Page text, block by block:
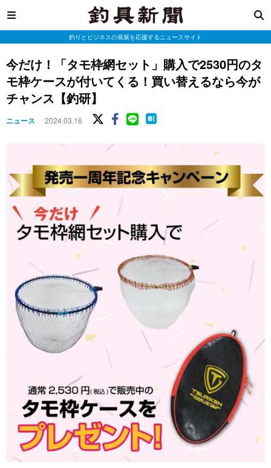
釣りとビジネスの発展を応援するニュースサイト
今だけ！「タモ枠網セット」購入で2530円のタ
モ枠ケースが付いてくる！買い替えるなら今が
チャンス【釣研】
ニュース 2024.03.16